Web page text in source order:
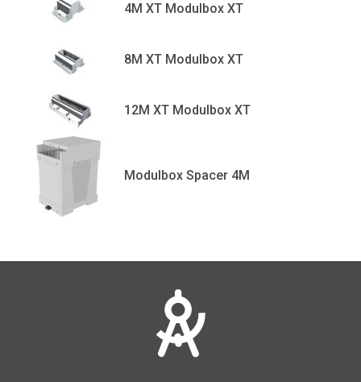
4M XT Modulbox XT
8M XT Modulbox XT
12M XT Modulbox XT
Modulbox Spacer 4M